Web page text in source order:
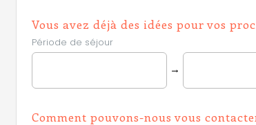
Vous avez déjà des idées pour vos
Période de séjour
→
Comment pouvons-nous vous